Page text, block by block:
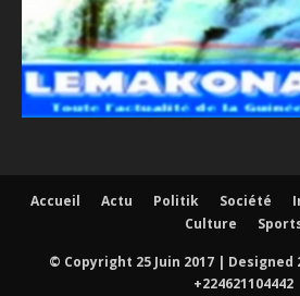
Accueil Actu Politik Société
Culture
© Copyright 25 Juin 2017 | Designed
+224621104442